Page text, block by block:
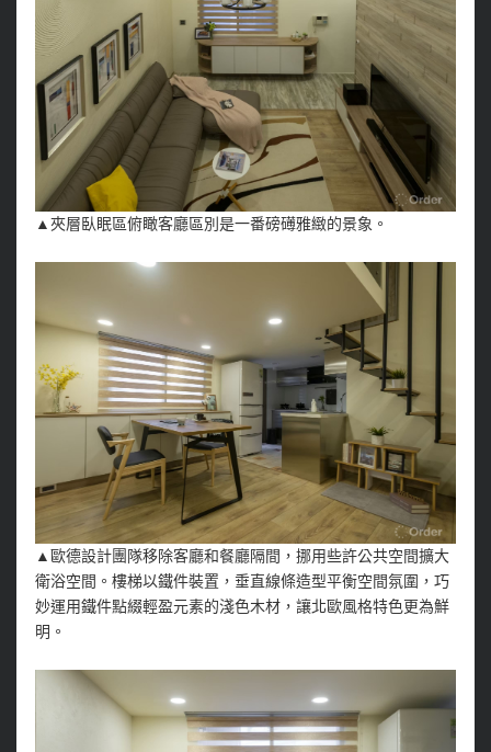
▲夾層臥眠區俯瞰客廳區別是一番磅礡雅緻的景象。
▲歐德設計團隊移除客廳和餐廳隔間，挪用些許公共空間擴大
衛浴空間。樓梯以鐵件裝置，垂直線條造型平衡空間氛圍，巧
妙運用鐵件點綴輕盈元素的淺色木材，讓北歐風格特色更為鮮
明。